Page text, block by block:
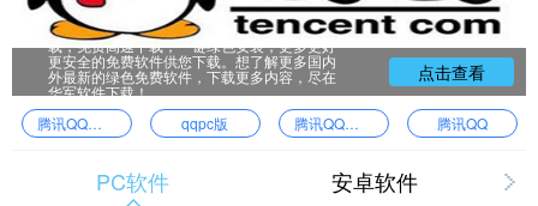
下载QQ就到华军软件园，这里不仅为您提
供最新版的QQ，还为您提供QQ的同类软件下
载，免费高速下载，一键绿色安装，更多更好
更安全的免费软件供您下载。想了解更多国内
外最新的绿色免费软件，下载更多内容，尽在
华军软件下载！
点击查看
腾讯QQ电脑版 qqpc版 腾讯QQ最新版 腾讯QQ
PC软件 安卓软件